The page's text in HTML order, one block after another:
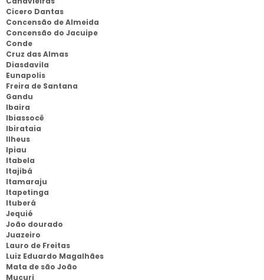
Cicero Dantas
Concensão de Almeida
Concensão do Jacuipe
Conde
Cruz das Almas
Diasdavila
Eunapolis
Freira de Santana
Gandu
Ibaira
Ibiassocê
Ibirataia
Ilheus
Ipiau
Itabela
Itajibá
Itamaraju
Itapetinga
Ituberá
Jequié
João dourado
Juazeiro
Lauro de Freitas
Luiz Eduardo Magalhães
Mata de são João
Mucuri